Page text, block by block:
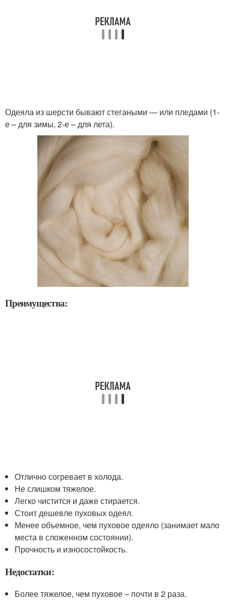
Одеяла из шерсти бывают стегаными — или пледами (1-
е – для зимы, 2-е – для лета).
Преимущества:
Отлично согревает в холода.
Не слишком тяжелое.
Легко чистится и даже стирается.
Стоит дешевле пуховых одеял.
Менее объемное, чем пуховое одеяло (занимает мало
места в сложенном состоянии).
Прочность и износостойкость.
Недостатки:
Более тяжелое, чем пуховое – почти в 2 раза.